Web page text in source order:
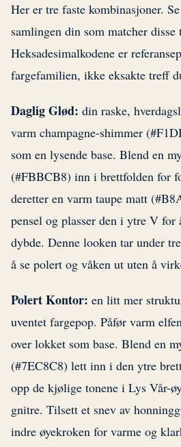
Her er tre faste kombinasjoner.
samlingen din som matcher disse
Heksadesimalkodene er
fargefamilien, ikke eksakte treff
Daglig Glød: din raske,
varm champagne-shimmer
som en lysende base. Blend en
(#FBBCB8) inn i brettfolden for
deretter en varm taupe matt
pensel og plasser den i ytre V
dybde. Denne looken tar under
å se polert og våken ut uten å
Polert Kontor: en litt mer
uventet fargepop. Påfør varm
over lokket som base. Blend en
(#7EC8C8) lett inn i den ytre
opp de kjølige tonene i Lys Vår-
gnitre. Tilsett et snev av
indre øyekroken for varme og